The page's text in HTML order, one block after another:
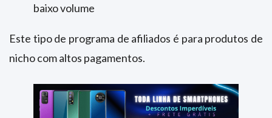
baixo volume
Este tipo de programa de afiliados é para produtos de
nicho com altos pagamentos.